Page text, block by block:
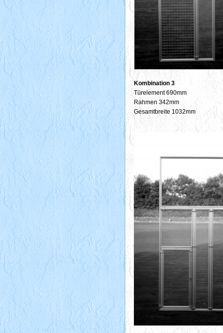
Kombination 3
Türelement 690mm
Rahmen 342mm
Gesamtbreite 1032mm